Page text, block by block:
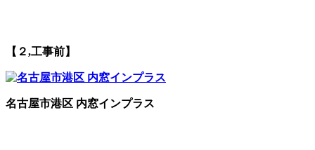
【２,工事前】
名古屋市港区 内窓インプラス